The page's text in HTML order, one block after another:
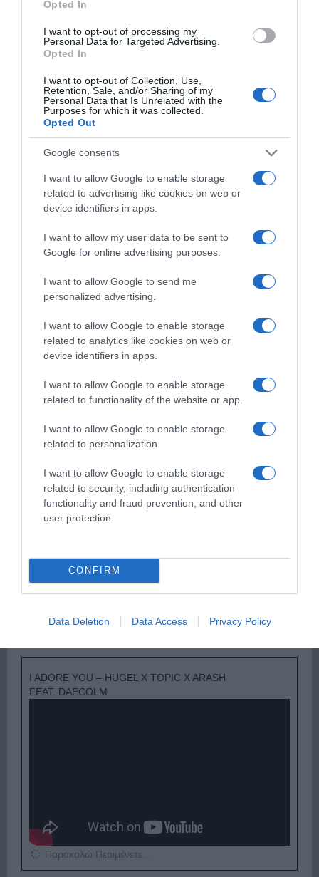
Opted In
I want to opt-out of processing my
Personal Data for Targeted Advertising.
Opted In
I want to opt-out of Collection, Use,
Retention, Sale, and/or Sharing of my
Personal Data that Is Unrelated with the
Purposes for which it was collected.
Opted Out
Google consents
I want to allow Google to enable storage
related to advertising like cookies on web or
device identifiers in apps.
I want to allow my user data to be sent to
Google for online advertising purposes.
I want to allow Google to send me
personalized advertising.
I want to allow Google to enable storage
related to analytics like cookies on web or
device identifiers in apps.
I want to allow Google to enable storage
related to functionality of the website or app.
I want to allow Google to enable storage
related to personalization.
I want to allow Google to enable storage
related to security, including authentication
functionality and fraud prevention, and other
user protection.
CONFIRM
Data Deletion Data Access Privacy Policy
Παρακαλώ Περιμένετε...
ΕΞΑΙΡΕΣΗ – ΒΙΣΣΗ ΑΝΝΑ
Παρακαλώ Περιμένετε...
ΟΠΟΥ ΚΙ ΑΝ ΠΑΣ – ΟΙΚΟΝΟΜΟΠΟΥΛΟΣ
Παρακαλώ Περιμένετε...
I ADORE YOU – HUGEL X TOPIC X ARASH
FEAT. DAECOLM
Παρακαλώ Περιμένετε...